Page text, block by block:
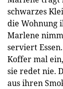
schwarzes
die Wohnung
Marlene
serviert
Koffer mal
sie redet nie.
aus ihren